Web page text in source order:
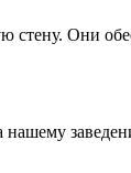
стену. Они
нашему